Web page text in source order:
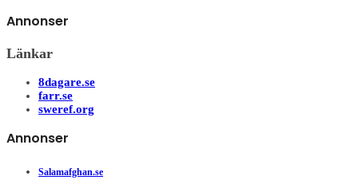
Annonser
Länkar
8dagare.se
farr.se
sweref.org
Annonser
Salamafghan.se